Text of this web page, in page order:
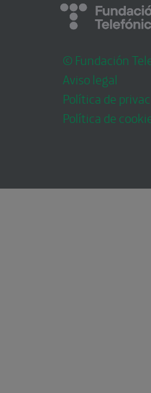
© Fundación
Aviso legal
Política de
Política de